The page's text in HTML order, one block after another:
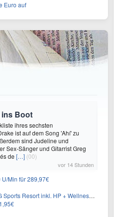
Euro auf
ins Boot
ihres sechsten
ist auf dem Song 'Ahí' zu
sind Judeline und
Sex-Sänger und Gitarrist Greg
de […] (00)
vor 14 Stunden
Min für 289,97€
inkl. HP + Wellness ab 174€ p.P.